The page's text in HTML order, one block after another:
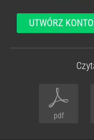
UTWÓRZ KONTO
pdf